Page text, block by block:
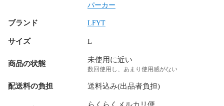
パーカー
ブランド LFYT
サイズ L
商品の状態 未使用に近い
数回使用し、あまり使用感がない
配送料の負担 送料込み(出品者負担)
らくらくメルカリ便